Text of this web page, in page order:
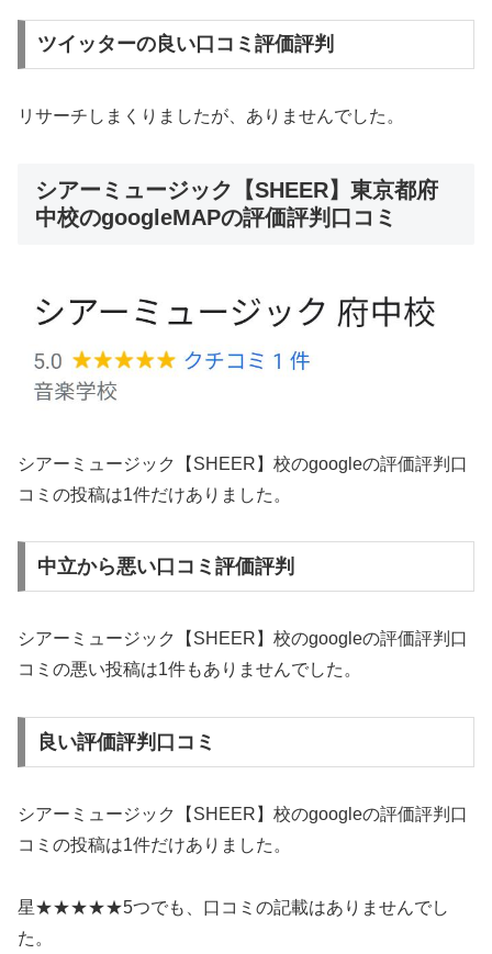
ツイッターの良い口コミ評価評判
リサーチしまくりましたが、ありませんでした。
シアーミュージック【SHEER】東京都府
中校のgoogleMAPの評価評判口コミ
シアーミュージック【SHEER】校のgoogleの評価評判口
コミの投稿は1件だけありました。
中立から悪い口コミ評価評判
シアーミュージック【SHEER】校のgoogleの評価評判口
コミの悪い投稿は1件もありませんでした。
良い評価評判口コミ
シアーミュージック【SHEER】校のgoogleの評価評判口
コミの投稿は1件だけありました。
星★★★★★5つでも、口コミの記載はありませんでし
た。